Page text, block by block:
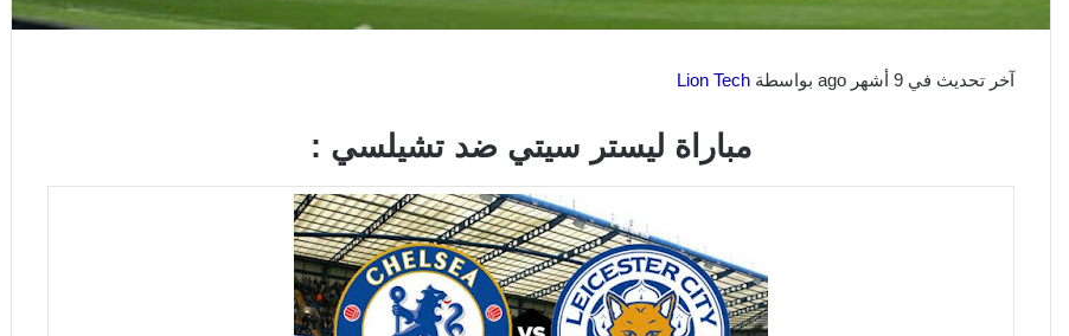
آخر تحديث في 9 أشهر ago بواسطة Lion Tech
مباراة ليستر سيتي ضد تشيلسي :